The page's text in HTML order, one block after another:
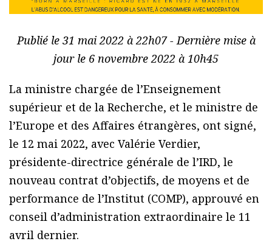
Publié le 31 mai 2022 à 22h07 - Dernière mise à
jour le 6 novembre 2022 à 10h45
La ministre chargée de l’Enseignement
supérieur et de la Recherche, et le ministre de
l’Europe et des Affaires étrangères, ont signé,
le 12 mai 2022, avec Valérie Verdier,
présidente-directrice générale de l’IRD, le
nouveau contrat d’objectifs, de moyens et de
performance de l’Institut (COMP), approuvé en
conseil d’administration extraordinaire le 11
avril dernier.